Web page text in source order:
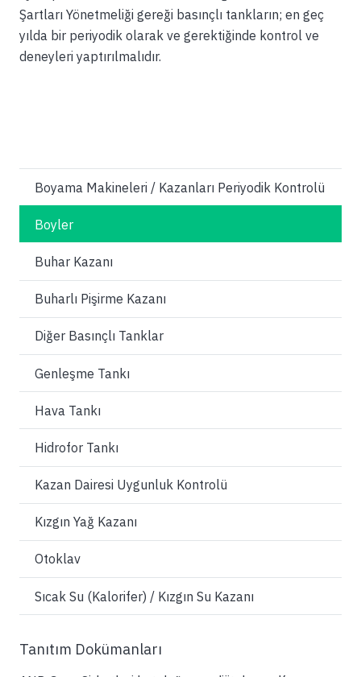
Şartları Yönetmeliği gereği basınçlı tankların; en geç
yılda bir periyodik olarak ve gerektiğinde kontrol ve
deneyleri yaptırılmalıdır.
Boyama Makineleri / Kazanları Periyodik Kontrolü
Boyler
Buhar Kazanı
Buharlı Pişirme Kazanı
Diğer Basınçlı Tanklar
Genleşme Tankı
Hava Tankı
Hidrofor Tankı
Kazan Dairesi Uygunluk Kontrolü
Kızgın Yağ Kazanı
Otoklav
Sıcak Su (Kalorifer) / Kızgın Su Kazanı
Tanıtım Dokümanları